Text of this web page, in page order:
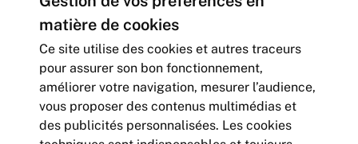
matière de cookies
Ce site utilise des cookies et autres traceurs
pour assurer son bon fonctionnement,
améliorer votre navigation, mesurer l’audience,
vous proposer des contenus multimédias et
des publicités personnalisées. Les cookies